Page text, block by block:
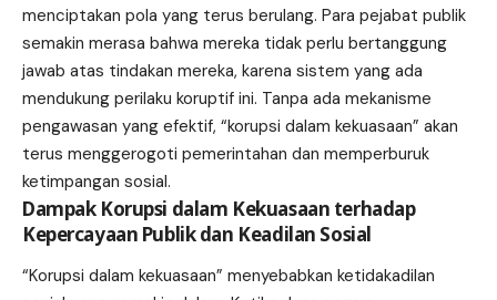
menciptakan pola yang terus berulang. Para pejabat publik
semakin merasa bahwa mereka tidak perlu bertanggung
jawab atas tindakan mereka, karena sistem yang ada
mendukung perilaku koruptif ini. Tanpa ada mekanisme
pengawasan yang efektif, “korupsi dalam kekuasaan” akan
terus menggerogoti pemerintahan dan memperburuk
ketimpangan sosial.
Dampak Korupsi dalam Kekuasaan terhadap
Kepercayaan Publik dan Keadilan Sosial
“Korupsi dalam kekuasaan” menyebabkan ketidakadilan